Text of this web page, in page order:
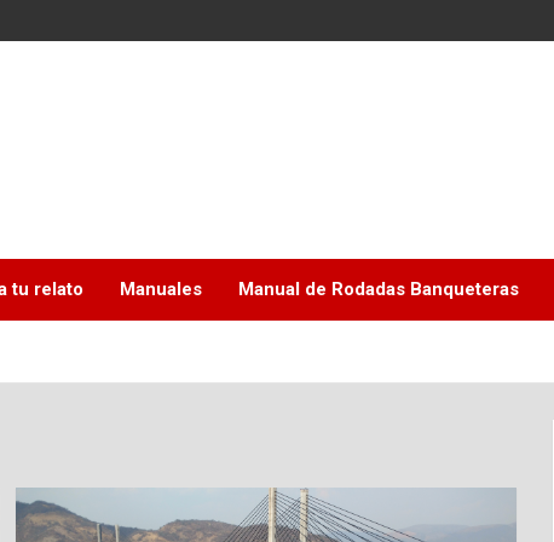
tu relato Manuales Manual de Rodadas Banqueteras